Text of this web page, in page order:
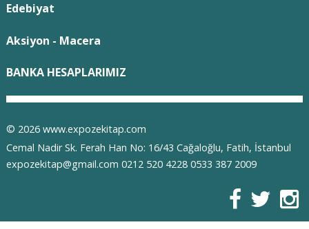
Edebiyat
Aksiyon - Macera
BANKA HESAPLARIMIZ
© 2026 www.expozekitap.com
Cemal Nadir Sk. Ferah Han No: 16/43 Cağaloğlu, Fatih, İstanbul
expozekitap@gmail.com 0212 520 4228 0533 387 2009